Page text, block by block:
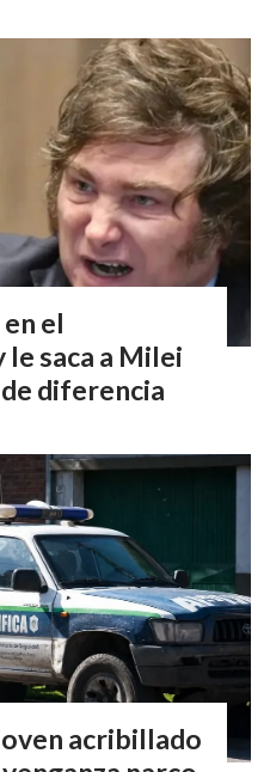
el
le saca a Milei
diferencia
acribillado